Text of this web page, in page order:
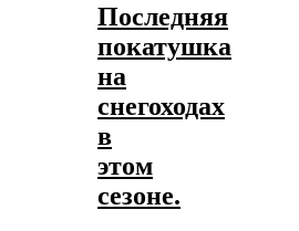
Последняя
покатушка
на
снегоходах
в
этом
сезоне.